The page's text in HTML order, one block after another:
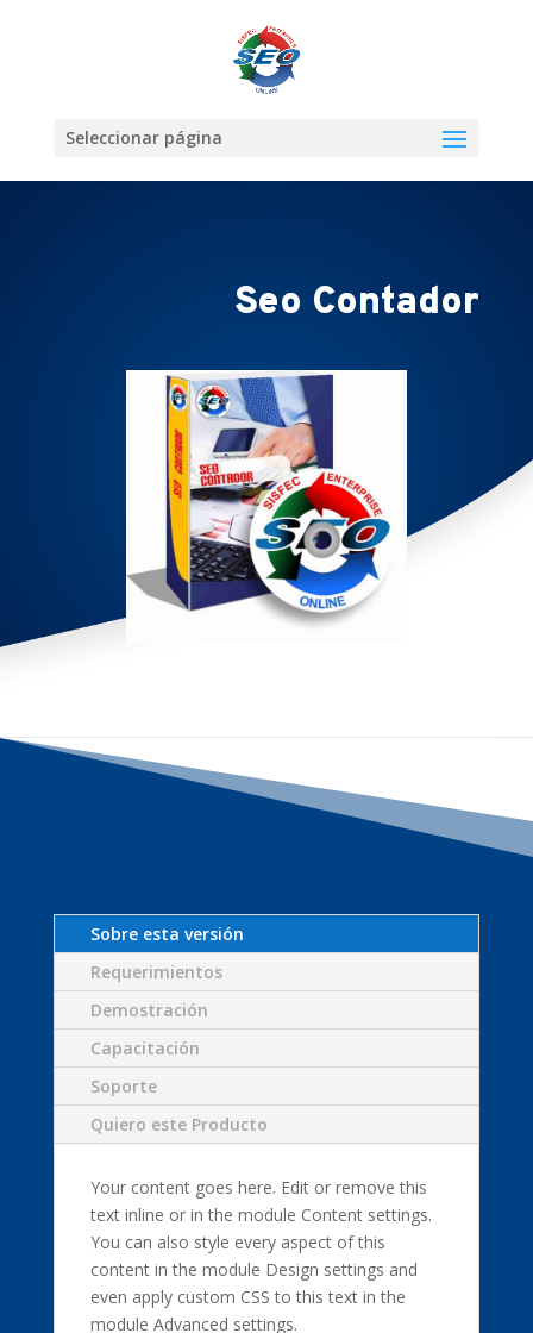
Seleccionar página
Seo Contador
Sobre esta versión
Requerimientos
Demostración
Capacitación
Soporte
Quiero este Producto
Your content goes here. Edit or remove this
text inline or in the module Content settings.
You can also style every aspect of this
content in the module Design settings and
even apply custom CSS to this text in the
module Advanced settings.